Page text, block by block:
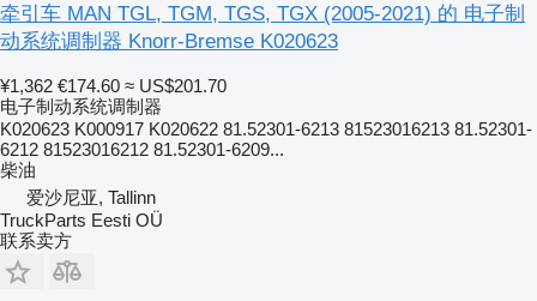
牵引车 MAN TGL, TGM, TGS, TGX (2005-2021) 的 电子制
动系统调制器 Knorr-Bremse K020623
¥1,362 €174.60 ≈ US$201.70
电子制动系统调制器
K020623 K000917 K020622 81.52301-6213 81523016213 81.52301-
6212 81523016212 81.52301-6209...
柴油
爱沙尼亚, Tallinn
TruckParts Eesti OÜ
联系卖方